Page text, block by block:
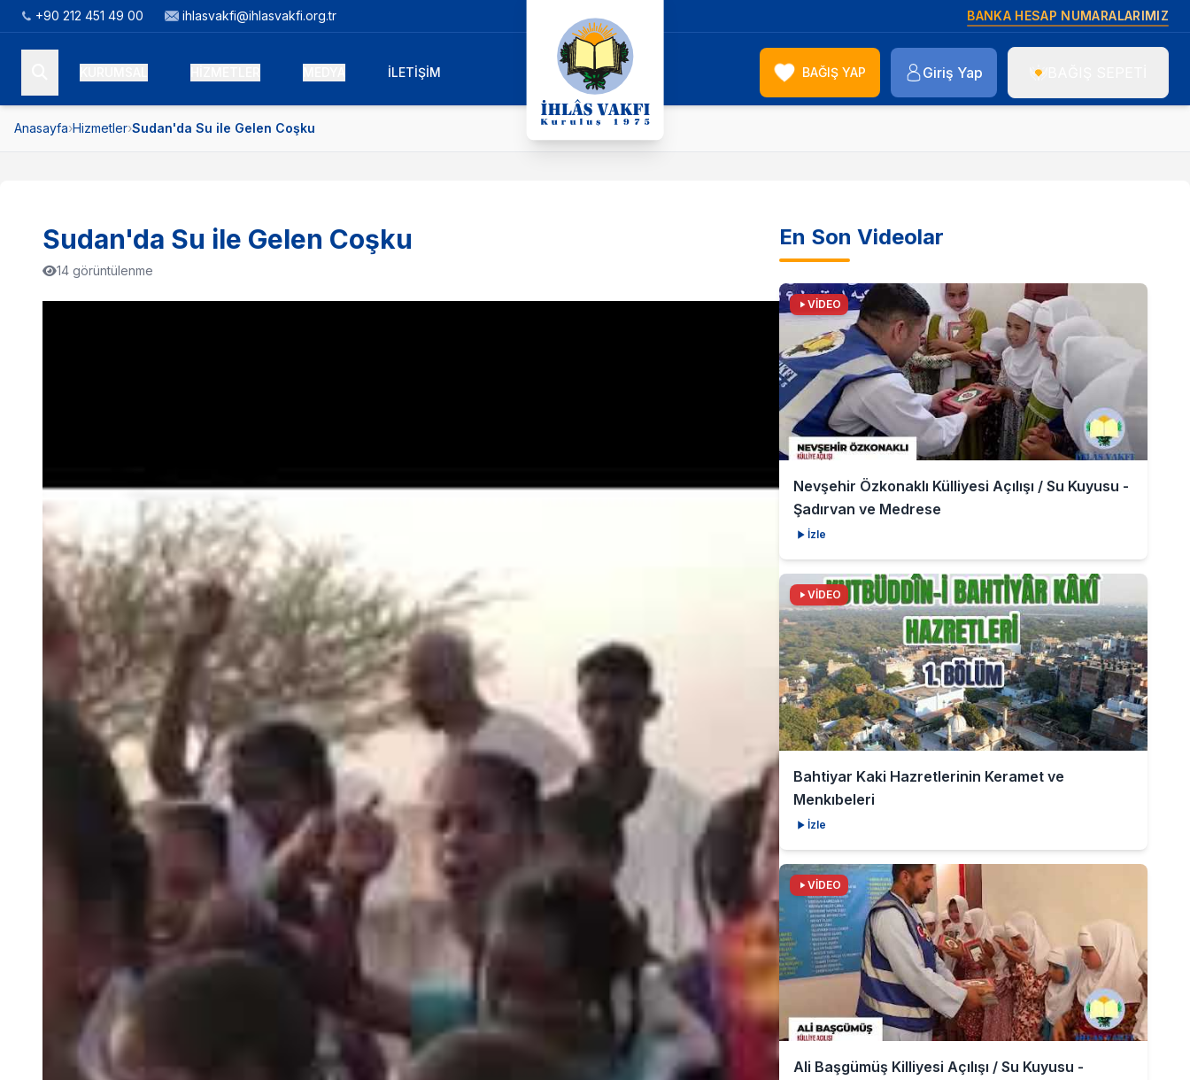
+90 212 451 49 00 ihlasvakfi@ihlasvakfi.org.tr BANKA HESAP NUMARALARIMIZ
İLETİŞİM BAĞIŞ YAP Giriş Yap
Anasayfa›Hizmetler›Sudan'da Su ile Gelen Coşku
Sudan'da Su ile Gelen Coşku
14 görüntülenme
En Son Videolar
VİDEO
Nevşehir Özkonaklı Külliyesi Açılışı / Su Kuyusu -
Şadırvan ve Medrese
İzle
VİDEO
Bahtiyar Kaki Hazretlerinin Keramet ve
Menkıbeleri
İzle
VİDEO
Ali Başgümüş Killiyesi Açılışı / Su Kuyusu -